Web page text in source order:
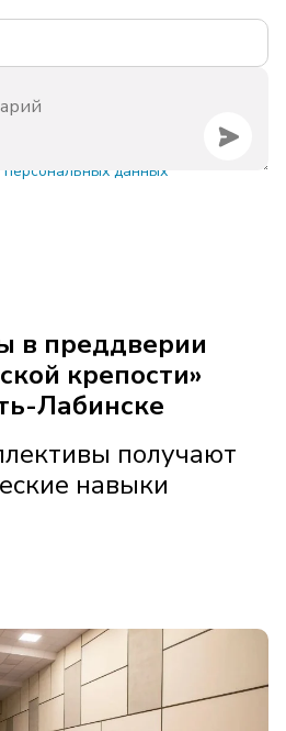
персональных данных
в преддверии
крепости»
Лабинске
получают
навыки